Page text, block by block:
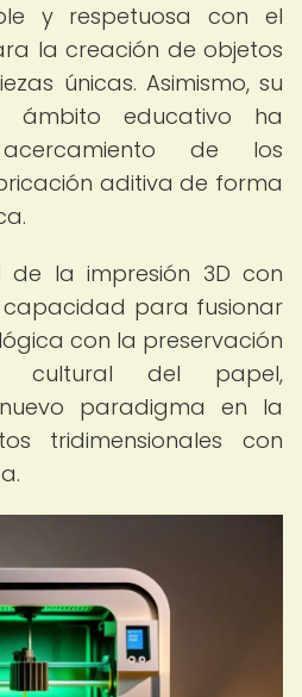
y respetuosa con el
la creación de objetos
únicas. Asimismo, su
ámbito educativo ha
de los
aditiva de forma
de la impresión 3D con
para fusionar
con la preservación
cultural del papel,
paradigma en la
tridimensionales con